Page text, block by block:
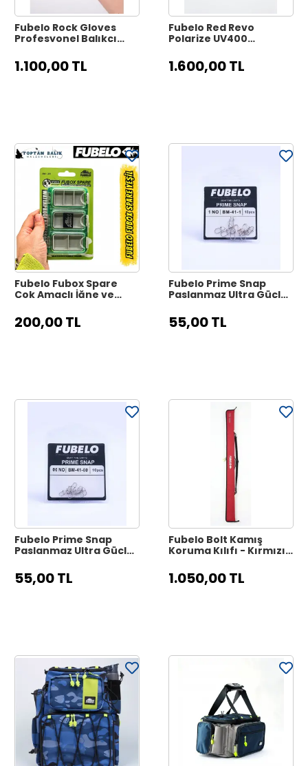
Fubelo Rock Gloves
Profesyonel Balıkçı
1.100,00 TL
Fubelo Red Revo
Polarize UV400
Gözlüğü
1.600,00 TL
Fubelo Fubox Spare
Çok Amaçlı İğne ve
200,00 TL
Fubelo Prime Snap
Paslanmaz Ultra Güçlü
55,00 TL
Fubelo Prime Snap
Paslanmaz Ultra Güçlü
55,00 TL
Fubelo Bolt Kamış
Koruma Kılıfı - Kırmızı
1.050,00 TL